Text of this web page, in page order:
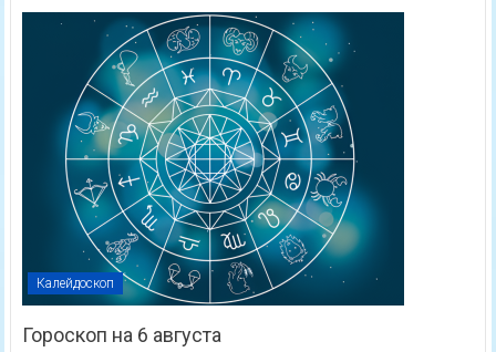
Калейдоскоп
Гороскоп на 6 августа